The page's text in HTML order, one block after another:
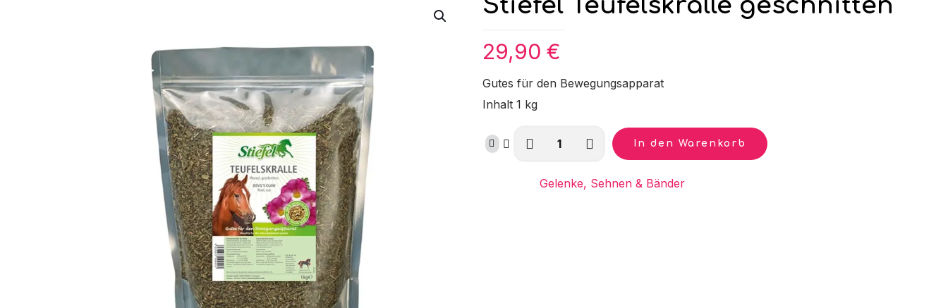
29,90 €
Gutes für den Bewegungsapparat
Inhalt 1 kg
Stiefel
geschnitten
In den Warenkorb
Gelenke, Sehnen & Bänder